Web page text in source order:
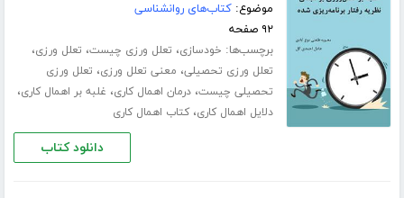
موضوع:کتاب‌های روانشناسی
۹۲ صفحه
برچسب‌ها: خودسازی، تعلل ورزی چیست، تعلل ورزی،
تعلل ورزی تحصیلی، معنی تعلل ورزی، تعلل ورزی
تحصیلی چیست،درمان اهمال کاری، غلبه بر اهمال کاری،
دلایل اهمال کاری،کتاب اهمال کاری
دانلود کتاب